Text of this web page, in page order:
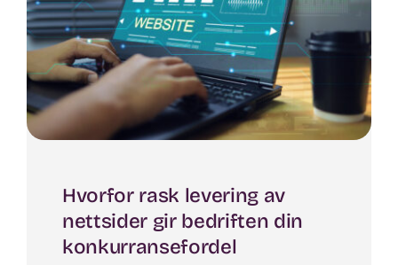
Hvorfor rask levering av
nettsider gir bedriften din
konkurransefordel